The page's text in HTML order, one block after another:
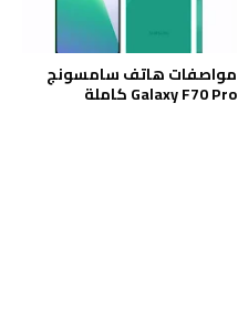
مواصفات هاتف سامسونج
Galaxy F70 Pro كاملة